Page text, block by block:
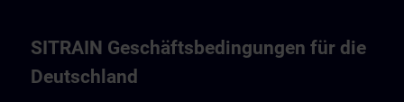
SITRAIN Geschäftsbedingungen für die
Deutschland